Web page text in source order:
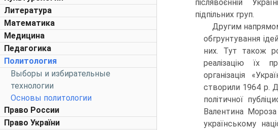
Литература
Математика
Медицина
Педагогика
Политология
Выборы и избирательные
технологии
Основы политологии
Право России
Право України
післявоєнній
підпільних груп.
Другим
обгрунтування
них. Тут також
реалізацію їх
організація
створили 1964 р.
політичної
Валентина Мороза
українському